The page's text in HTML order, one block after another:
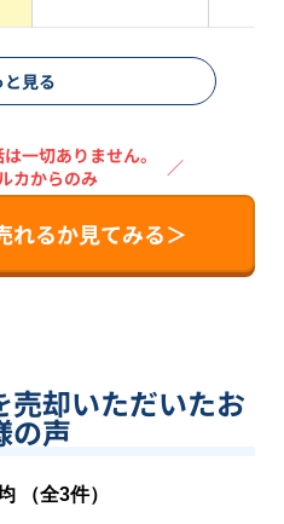
と見る
一切ありません。
カからのみ
／
れるか見てみる＞
売却いただいたお
の声
（全3件）